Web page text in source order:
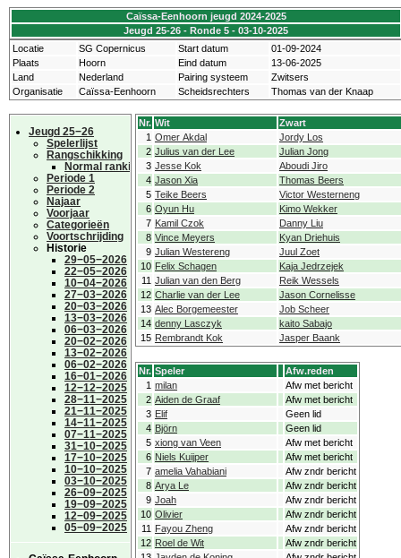
Caïssa-Eenhoorn jeugd 2024-2025
Jeugd 25-26 - Ronde 5 - 03-10-2025
Locatie
SG Copernicus Start datum
01-09-2024
Plaats
Hoorn Eind datum
13-06-2025
Land
Nederland Pairing systeem
Zwitsers
Organisatie
Caïssa-Eenhoorn Scheidsrechters Thomas van der Knaap
Jeugd 25−26
Spelerlijst
Rangschikking
Normal ranking
Periode 1
Periode 2
Najaar
Voorjaar
Categorieën
Voortschrijding
Historie
29−05−2026
22−05−2026
10−04−2026
27−03−2026
20−03−2026
13−03−2026
06−03−2026
20−02−2026
13−02−2026
06−02−2026
16−01−2026
12−12−2025
28−11−2025
21−11−2025
14−11−2025
07−11−2025
31−10−2025
17−10−2025
10−10−2025
03−10−2025
26−09−2025
19−09−2025
12−09−2025
05−09−2025
Nr. Wit
Zwart
1 Omer Akdal
Jordy Los
2 Julius van der Lee
Julian Jong
3 Jesse Kok
Aboudi Jiro
4 Jason Xia
Thomas Beers
5 Teike Beers
Victor Westerneng
6 Oyun Hu
Kimo Wekker
7 Kamil Czok
Danny Liu
8 Vince Meyers
Kyan Driehuis
9 Julian Westereng
Juul Zoet
10 Felix Schagen
Kaja Jedrzejek
11 Julian van den Berg
Reik Wessels
12 Charlie van der Lee
Jason Cornelisse
13 Alec Borgemeester
Job Scheer
14 denny Lasczyk
kaito Sabajo
15 Rembrandt Kok Jasper Baank
Nr. Speler
Afw.reden
1 milan
Afw met bericht
2 Aiden de Graaf
Afw met bericht
3 Elif
Geen lid
4 Björn
Geen lid
5 xiong van Veen
Afw met bericht
6 Niels Kuijper
Afw met bericht
7 amelia Vahabiani
Afw zndr bericht
8 Arya Le
Afw zndr bericht
9 Joah
Afw zndr bericht
10 Olivier
Afw zndr bericht
11 Fayou Zheng
Afw zndr bericht
12 Roel de Wit
Afw zndr bericht